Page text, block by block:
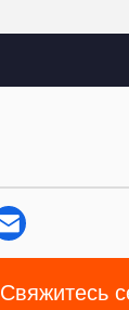
Свяжитесь